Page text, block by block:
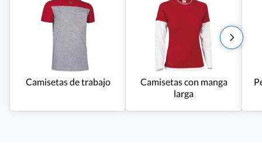
Camisetas de trabajo
Camisetas con manga
larga